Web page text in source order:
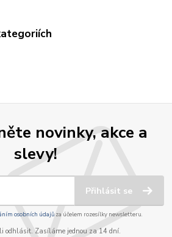
novinky, akce a
slevy!
Přihlásit se
osobních údajůza účelem rozesílky newsletteru.
odhlásit. Zasíláme jednou za 14 dní.